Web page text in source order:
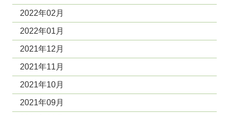
2022年02月
2022年01月
2021年12月
2021年11月
2021年10月
2021年09月